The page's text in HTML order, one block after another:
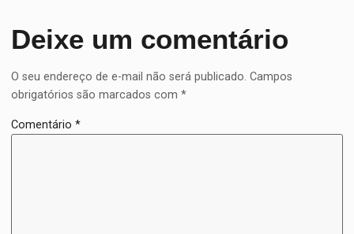
Deixe um comentário
O seu endereço de e-mail não será publicado. Campos
obrigatórios são marcados com*
Comentário*